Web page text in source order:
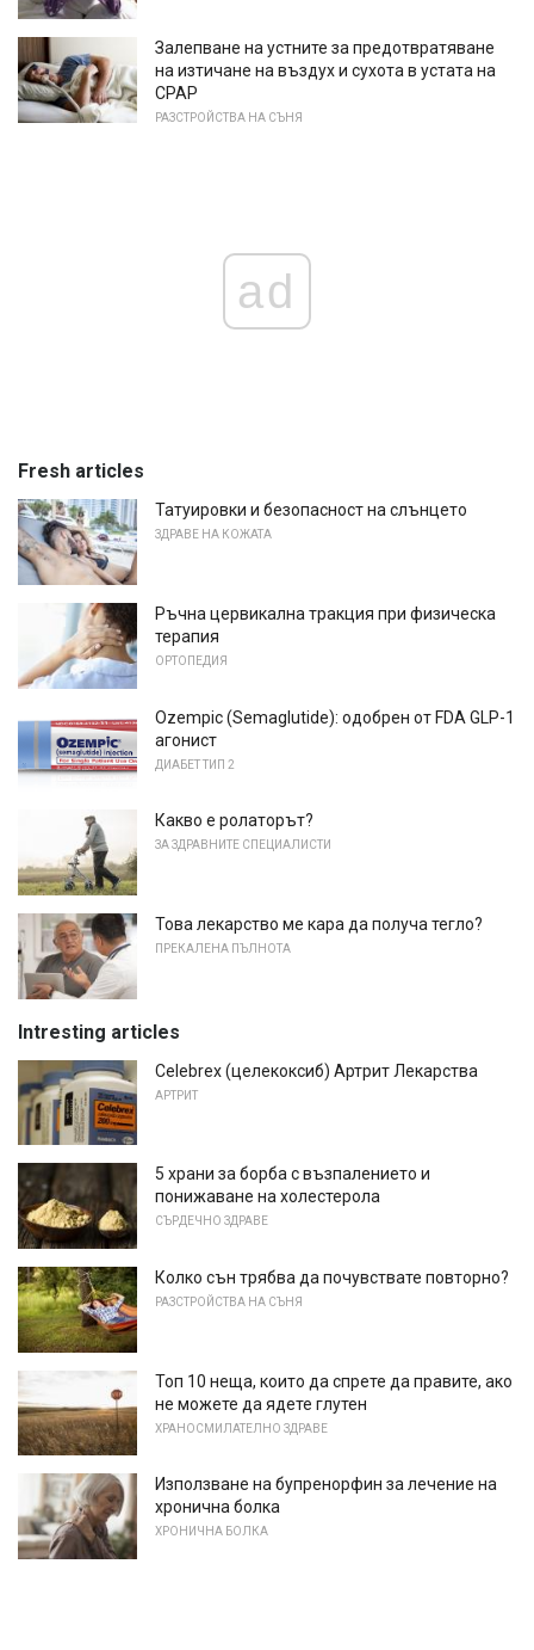
Залепване на устните за предотвратяване
на изтичане на въздух и сухота в устата на
CPAP
РАЗСТРОЙСТВА НА СЪНЯ
ad
Fresh articles
Татуировки и безопасност на слънцето
ЗДРАВЕ НА КОЖАТА
Ръчна цервикална тракция при физическа
терапия
ОРТОПЕДИЯ
Ozempic (Semaglutide): одобрен от FDA GLP-1
агонист
ДИАБЕТ ТИП 2
Какво е ролаторът?
ЗА ЗДРАВНИТЕ СПЕЦИАЛИСТИ
Това лекарство ме кара да получа тегло?
ПРЕКАЛЕНА ПЪЛНОТА
Intresting articles
Celebrex (целекоксиб) Артрит Лекарства
АРТРИТ
5 храни за борба с възпалението и
понижаване на холестерола
СЪРДЕЧНО ЗДРАВЕ
Колко сън трябва да почувствате повторно?
РАЗСТРОЙСТВА НА СЪНЯ
Топ 10 неща, които да спрете да правите, ако
не можете да ядете глутен
ХРАНОСМИЛАТЕЛНО ЗДРАВЕ
Използване на бупренорфин за лечение на
хронична болка
ХРОНИЧНА БОЛКА